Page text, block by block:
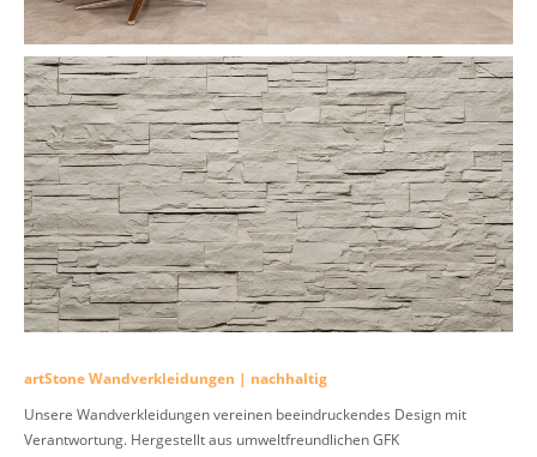
artStone Wandverkleidungen | nachhaltig
Unsere Wandverkleidungen vereinen beeindruckendes Design mit
Verantwortung. Hergestellt aus umweltfreundlichen GFK